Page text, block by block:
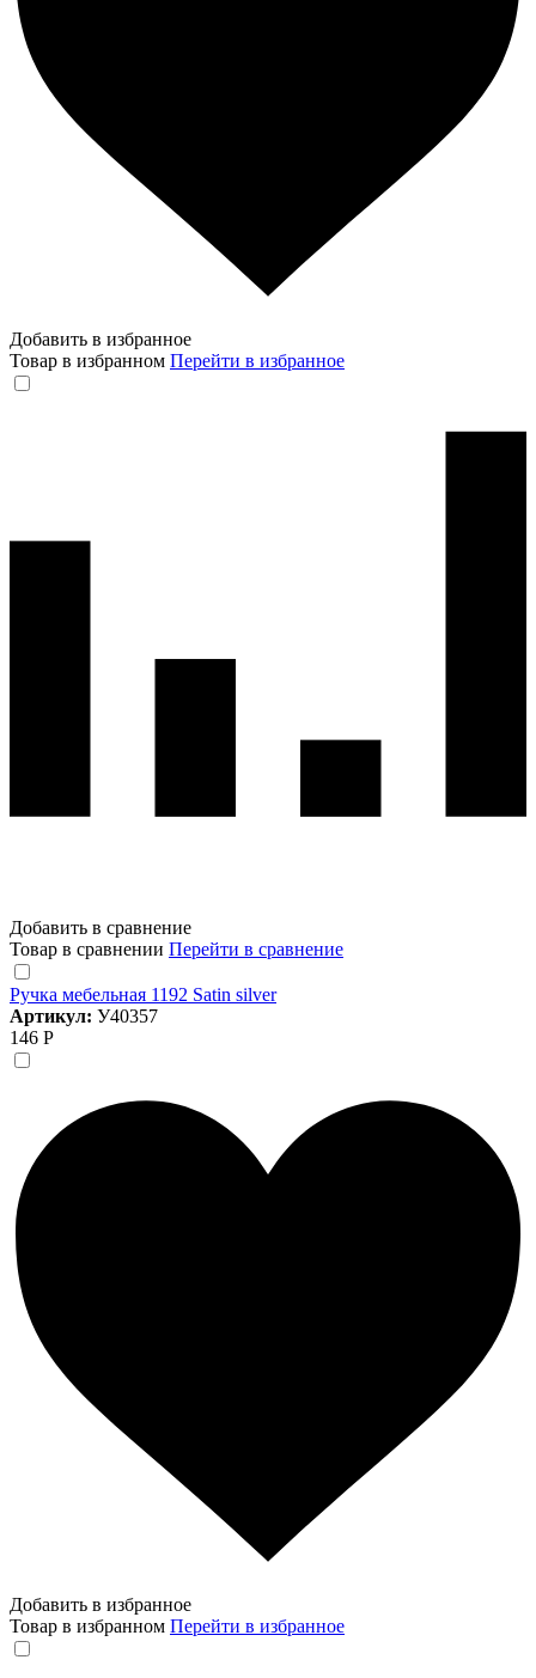
Добавить в избранное
Товар в избранном Перейти в избранное
Добавить в сравнение
Товар в сравнении Перейти в сравнение
Ручка мебельная 1192 Satin silver
Артикул: У40357
146 Р
Добавить в избранное
Товар в избранном Перейти в избранное